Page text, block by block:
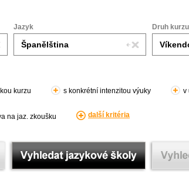
Jazyk Druh kurzu
kurzu s konkrétní intenzitou výuky v
na jaz. zkoušku další kritéria